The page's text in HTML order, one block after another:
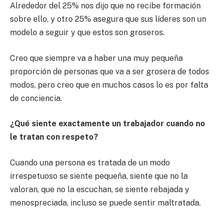
Alrededor del 25% nos dijo que no recibe formación
sobre ello, y otro 25% asegura que sus líderes son un
modelo a seguir y que estos son groseros.
Creo que siempre va a haber una muy pequeña
proporción de personas que va a ser grosera de todos
modos, pero creo que en muchos casos lo es por falta
de conciencia.
¿Qué siente exactamente un trabajador cuando no
le tratan con respeto?
Cuando una persona es tratada de un modo
irrespetuoso se siente pequeña, siente que no la
valoran, que no la escuchan, se siente rebajada y
menospreciada, incluso se puede sentir maltratada.